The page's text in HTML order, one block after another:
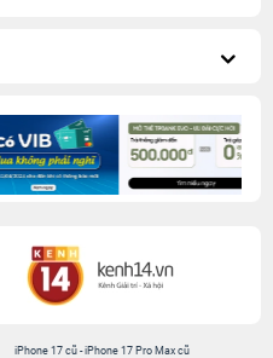
iPhone 17 cũ -iPhone 17 Pro Max cũ